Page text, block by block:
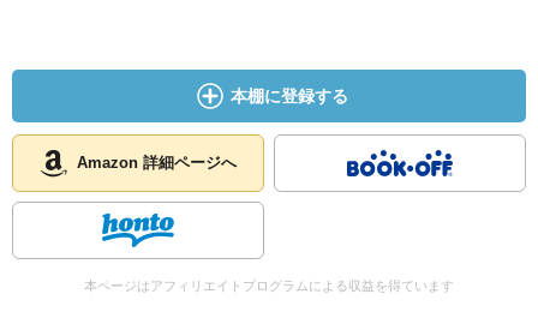
本棚に登録する
Amazon 詳細ページへ
本ページはアフィリエイトプログラムによる収益を得ています